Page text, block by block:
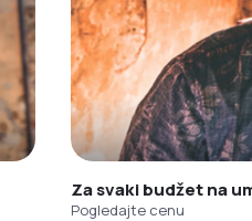
Za svaki budžet na
Pogledajte cenu